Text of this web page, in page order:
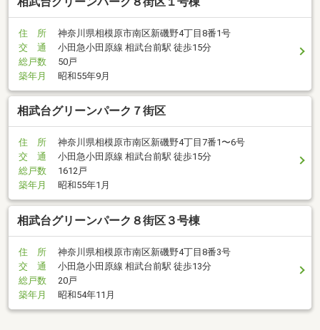
住 所
神奈川県相模原市南区新磯野4丁目8番1号
交 通
小田急小田原線 相武台前駅 徒歩15分
総戸数
50戸
築年月
昭和55年9月
相武台グリーンパーク７街区
住 所
神奈川県相模原市南区新磯野4丁目7番1〜6号
交 通
小田急小田原線 相武台前駅 徒歩15分
総戸数
1612戸
築年月
昭和55年1月
相武台グリーンパーク８街区３号棟
住 所
神奈川県相模原市南区新磯野4丁目8番3号
交 通
小田急小田原線 相武台前駅 徒歩13分
総戸数
20戸
築年月
昭和54年11月